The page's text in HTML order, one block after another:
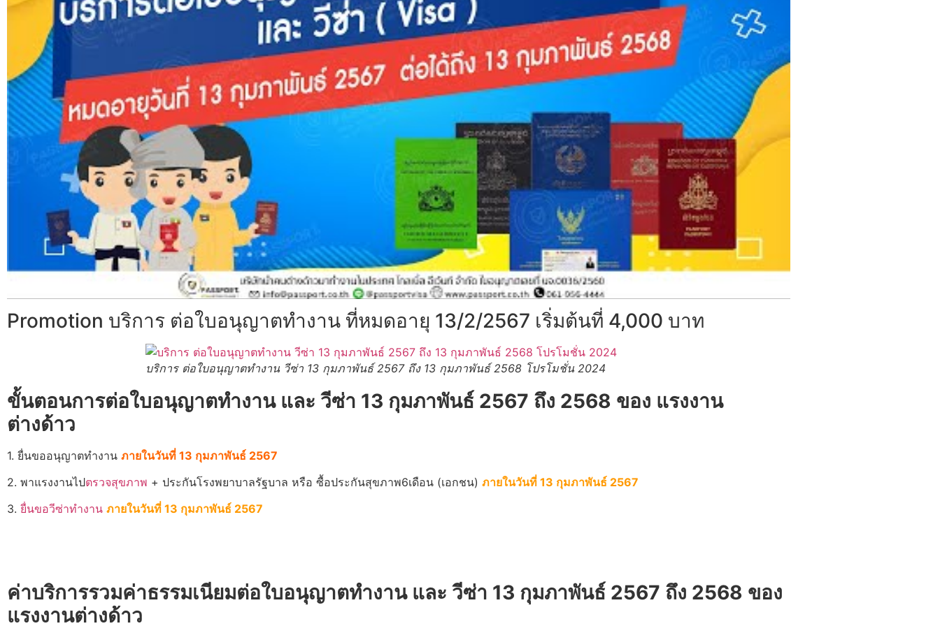
Promotion บริการ ต่อใบอนุญาตทำงาน ที่หมดอายุ 13/2/2567 เริ่มต้นที่ 4,000 บาท
บริการ ต่อใบอนุญาตทำงาน วีซ่า 13 กุมภาพันธ์ 2567 ถึง 13 กุมภาพันธ์ 2568 โปรโมชั่น 2024
ขั้นตอนการต่อใบอนุญาตทำงาน และ วีซ่า 13 กุมภาพันธ์ 2567 ถึง 2568 ของ แรงงาน
ต่างด้าว
1. ยื่นขออนุญาตทำงาน ภายในวันที่ 13 กุมภาพันธ์ 2567
2. พาแรงงานไปตรวจสุขภาพ + ประกันโรงพยาบาลรัฐบาล หรือ ซื้อประกันสุขภาพ6เดือน (เอกชน) ภายในวันที่ 13 กุมภาพันธ์ 2567
3. ยื่นขอวีซ่าทำงาน ภายในวันที่ 13 กุมภาพันธ์ 2567
ค่าบริการรวมค่าธรรมเนียมต่อใบอนุญาตทำงาน และ วีซ่า 13 กุมภาพันธ์ 2567 ถึง 2568 ของ
แรงงานต่างด้าว